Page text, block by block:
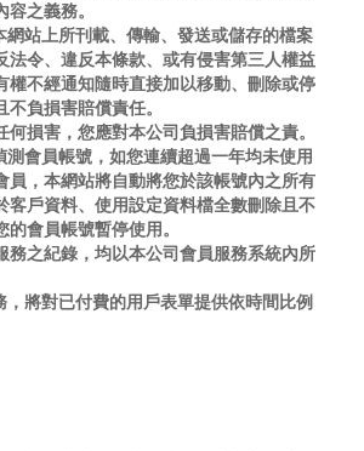
之義務。
站上所刊載、傳輸、發送或儲存的檔案
法令、違反本條款、或有侵害第三人權益
權不經通知隨時直接加以移動、刪除或停
負損害賠償責任。
損害，您應對本公司負損害賠償之責。
會員帳號，如您連續超過一年均未使用
員，本網站將自動將您於該帳號內之所有
客戶資料、使用設定資料檔全數刪除且不
會員帳號暫停使用。
務之紀錄，均以本公司會員服務系統內所
將對已付費的用戶表單提供依時間比例